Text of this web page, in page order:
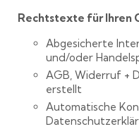
Rechtstexte für Ihren
Abgesicherte
und/oder
AGB, Widerruf +
erstellt
Automatische